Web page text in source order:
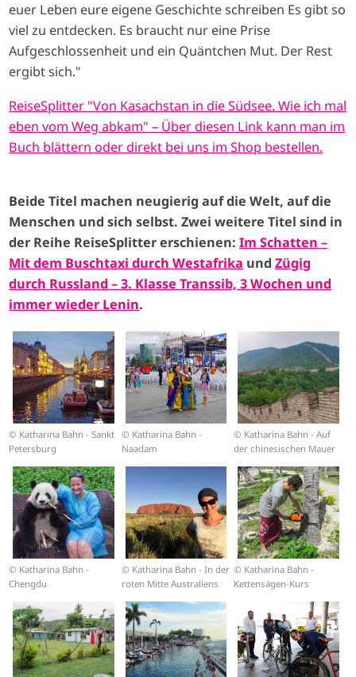
euer Leben eure eigene Geschichte schreiben Es gibt so
viel zu entdecken. Es braucht nur eine Prise
Aufgeschlossenheit und ein Quäntchen Mut. Der Rest
ergibt sich."
ReiseSplitter "Von Kasachstan in die Südsee. Wie ich mal
eben vom Weg abkam" – Über diesen Link kann man im
Buch blättern oder direkt bei uns im Shop bestellen.
Beide Titel machen neugierig auf die Welt, auf die
Menschen und sich selbst. Zwei weitere Titel sind in
der Reihe ReiseSplitter erschienen:Im Schatten –
Mit dem Buschtaxi durch Westafrika undZügig
durch Russland – 3. Klasse Transsib, 3 Wochen und
immer wieder Lenin.
© Katharina Bahn - Sankt
Petersburg
© Katharina Bahn -
Naadam
© Katharina Bahn - Auf
der chinesischen Mauer
© Katharina Bahn -
Chengdu
© Katharina Bahn - In der
roten Mitte Australiens
© Katharina Bahn -
Kettensägen-Kurs